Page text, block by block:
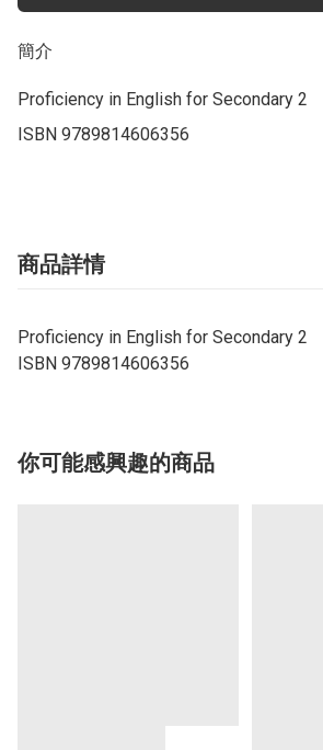
簡介
Proficiency in English for Secondary 2
ISBN 9789814606356
商品詳情
Proficiency in English for Secondary 2
ISBN 9789814606356
你可能感興趣的商品